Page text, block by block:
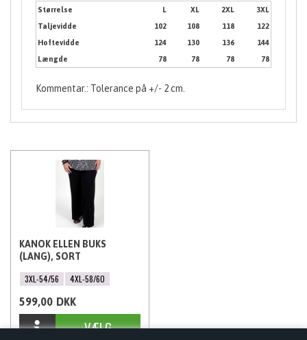
Størrelse L XL 2XL
3XL
Taljevidde
102 108 118
122
Hoftevidde
124 130 136
144
Længde
78 78 78 78
Kommentar.: Tolerance på +/- 2 cm.
KANOK ELLEN BUKS
(LANG), SORT
3XL-54/56 4XL-58/60
599,00 DKK